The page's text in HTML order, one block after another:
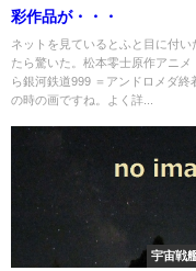
彩作品が・・・
ネットを見ているとふと目に付い
たら驚いた。松本零士原作アニメ
ら銀河鉄道999 ＝アンドロメダ終
の時の画ですね。よく詳...
宇宙戦